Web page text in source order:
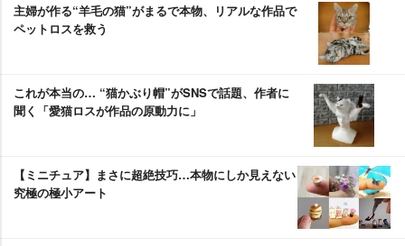
主婦が作る“羊毛の猫”がまるで本物、リアルな作品で
ペットロスを救う
これが本当の… “猫かぶり帽”がSNSで話題、作者に
聞く「愛猫ロスが作品の原動力に」
【ミニチュア】まさに超絶技巧…本物にしか見えない
究極の極小アート